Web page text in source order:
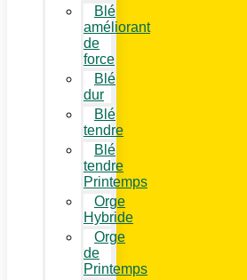
Blé
améliorant
de
force
Blé
dur
Blé
tendre
Blé
tendre
Printemps
Orge
Hybride
Orge
de
Printemps